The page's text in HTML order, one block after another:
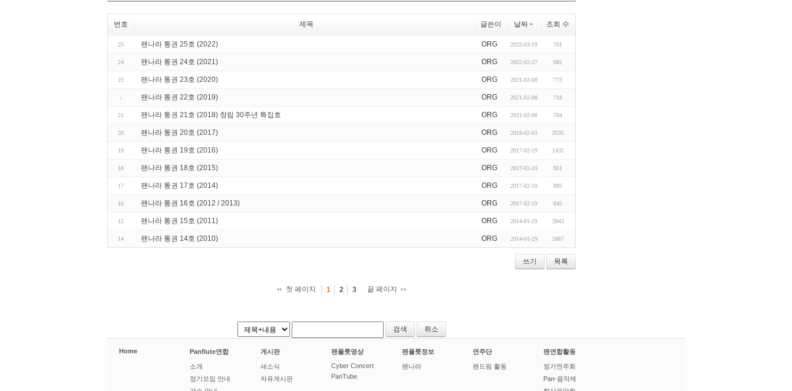
번호 제목 글쓴이 날짜 조회 수
25 팬나라 통권 25호 (2022) ORG 2023-03-19 701
24 팬나라 통권 24호 (2021) ORG 2022-02-27 682
23 팬나라 통권 23호 (2020) ORG 2021-02-08 773
팬나라 통권 22호 (2019) ORG 2021-02-08 718
21 팬나라 통권 21호 (2018) 창립 30주년 특집호 ORG 2021-02-08 704
20 팬나라 통권 20호 (2017) ORG 2018-02-03 3535
19 팬나라 통권 19호 (2016) ORG 2017-02-19 1432
18 팬나라 통권 18호 (2015) ORG 2017-02-19 931
17 팬나라 통권 17호 (2014) ORG 2017-02-19 895
16 팬나라 통권 16호 (2012 / 2013) ORG 2017-02-19 845
15 팬나라 통권 15호 (2011) ORG 2014-01-29 3843
14 팬나라 통권 14호 (2010) ORG 2014-01-29 2667
쓰기 목록
첫 페이지 1 2 3 끝 페이지
취소
Home Panflute연합
소개
정기모임 안내
게시판
새소식
자유게시판
팬플룻영상
Cyber Concert
PanTube
팬플룻정보
팬나라
연주단
팬드림 활동
팬연합활동
정기연주회
Pan-음악제